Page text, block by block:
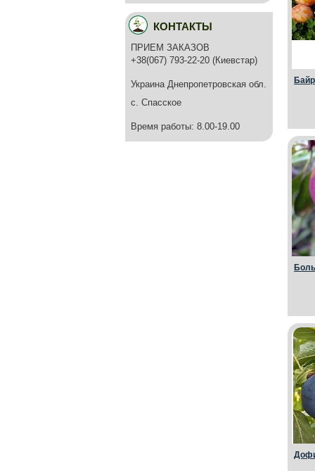
КОНТАКТЫ
ПРИЕМ ЗАКАЗОВ
+38(067) 793-22-20 (Киевстар)
Украина Днепропетровская обл.
с. Спасское
Время работы: 8.00-19.00